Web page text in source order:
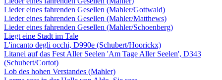
Lieder eines fahrenden Gesellen (Mahler/Gottwald)
Lieder eines fahrenden Gesellen (Mahler/Matthews)
Lieder eines fahrenden Gesellen (Mahler/Schoenberg)
Liegt eine Stadt im Tale
L'incanto degli occhi, D990e (Schubert/Hoorickx)
Litanei auf das Fest Aller Seelen 'Am Tage Aller Seelen', D343
(Schubert/Cortot)
Lob des hohen Verstandes (Mahler)